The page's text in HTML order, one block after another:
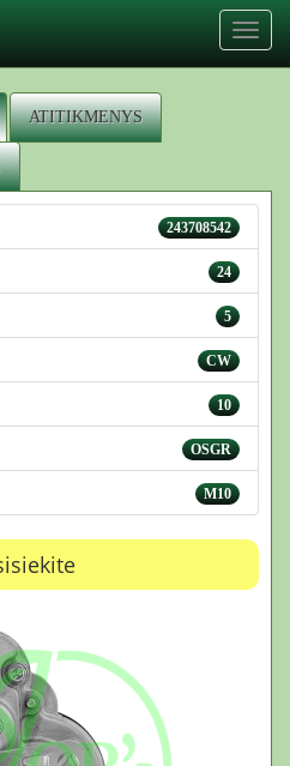
Toggle
ATITIKMENYS
243708542
24
5
CW
10
OSGR
M10